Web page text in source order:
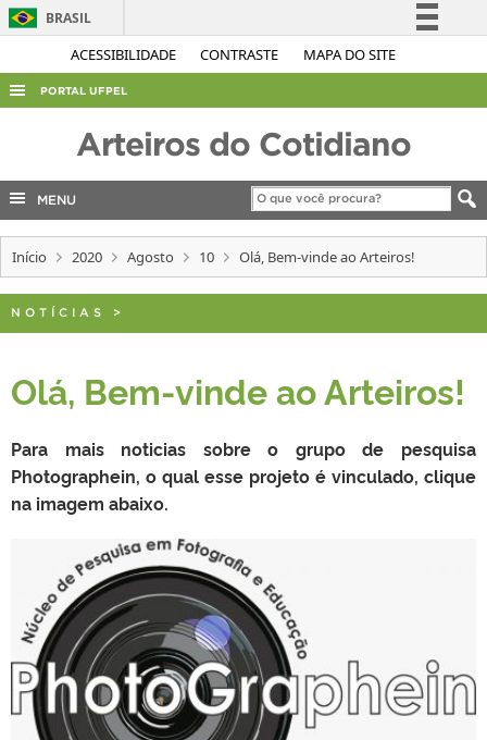
ACESSIBILIDADE CONTRASTE MAPA DO SITE
BRASIL
Simplifique!
Acesso à informação
Legislação
Canais
PORTAL UFPEL
COBALTO
CONCURSOS
EDITAIS
INTERNACIONAL
PORTARIAS
Arteiros do Cotidiano
MENU
Início 2020 Agosto 10 Olá, Bem-vinde ao Arteiros!
NOTÍCIAS >
Olá, Bem-vinde ao Arteiros!
Para mais noticias sobre o grupo de pesquisa
Photographein, o qual esse projeto é vinculado, clique
na imagem abaixo.